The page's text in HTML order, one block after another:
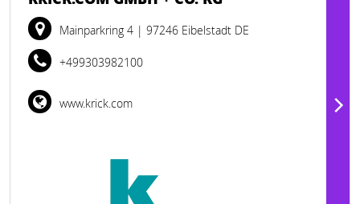
Mainparkring 4 | 97246 Eibelstadt DE
+499303982100
www.krick.com